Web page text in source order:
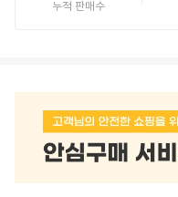
누적 판매수